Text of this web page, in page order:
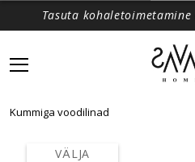
Tasuta
Kummiga voodilinad
VÄLJA